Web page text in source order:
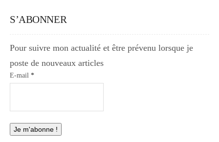
S’ABONNER
Pour suivre mon actualité et être prévenu lorsque je
poste de nouveaux articles
E-mail *